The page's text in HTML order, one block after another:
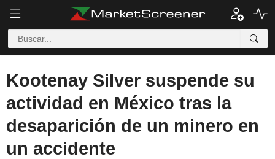
Kootenay Silver suspende su
actividad en México tras la
desaparición de un minero en
un accidente